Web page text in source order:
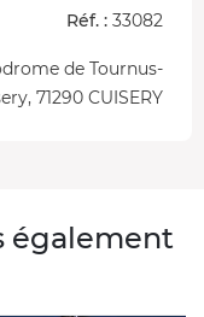
Réf. : 33082
de Tournus-
71290 CUISERY
également